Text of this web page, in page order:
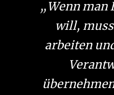
„Wenn man
will,
arbeiten